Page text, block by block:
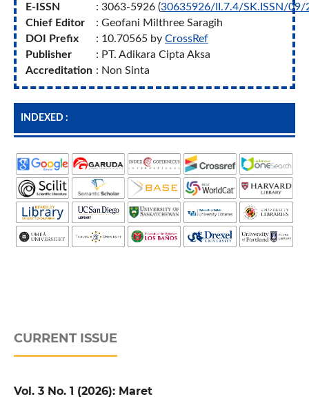
E-ISSN
: 3063-5926 (30635926/II.7.4/SK.ISSN/09/
Chief Editor
: Geofani Milthree Saragih
DOI
Prefix : 10.70565 by CrossRef
Publisher
: PT. Adikara Cipta Aksa
Accreditation : Non Sinta
INDEXED :
CURRENT ISSUE
Vol. 3 No. 1 (2026): Maret